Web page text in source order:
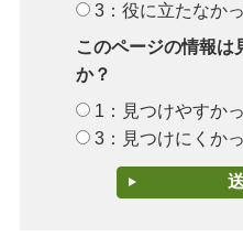
3：役に立たなか
このページの情報は
か？
1：見つけやすか
3：見つけにくか